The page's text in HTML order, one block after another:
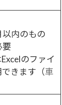
以内のもの
要
のファイ
きます（車